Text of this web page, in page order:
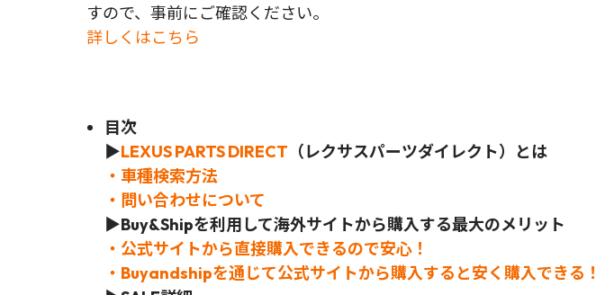
すので、事前にご確認ください。
詳しくはこちら
目次
▶LEXUS PARTS DIRECT （レクサスパーツダイレクト）とは
・車種検索方法
・問い合わせについて
▶Buy&Shipを利用して海外サイトから購入する最大のメリット
・公式サイトから直接購入できるので安心！
・Buyandshipを通じて公式サイトから購入すると安く購入できる！